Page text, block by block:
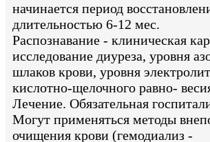
начинается период
длительностью 6-12 мес.
Распознавание - клиническая
исследование диуреза, уровня
шлаков крови, уровня
кислотно-щелочного равно-
Лечение. Обязательная
Могут применяться методы
очищения крови (гемодиализ -